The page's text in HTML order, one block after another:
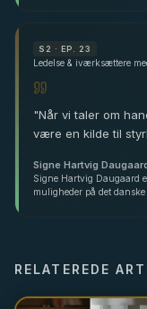
S 2 · EP. 23
"Når vi taler om
være en kilde til
Signe Hartvig
Signe Hartvig Daugaard
muligheder på det
RELATEREDE